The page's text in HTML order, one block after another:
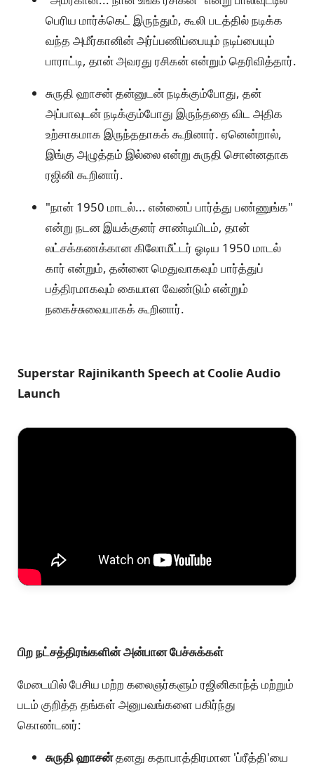
பெரிய மார்க்கெட் இருந்தும், கூலி படத்தில் நடிக்க
வந்த அமீர்கானின் அர்ப்பணிப்பையும் நடிப்பையும்
பாராட்டி, தான் அவரது ரசிகன் என்றும் தெரிவித்தார்.
சுருதி ஹாசன் தன்னுடன் நடிக்கும்போது, தன்
அப்பாவுடன் நடிக்கும்போது இருந்ததை விட அதிக
உற்சாகமாக இருந்ததாகக் கூறினார். ஏனென்றால்,
இங்கு அழுத்தம் இல்லை என்று சுருதி சொன்னதாக
ரஜினி கூறினார்.
"நான் 1950 மாடல்... என்னைப் பார்த்து பண்ணுங்க"
என்று நடன இயக்குனர் சாண்டியிடம், தான்
லட்சக்கணக்கான கிலோமீட்டர் ஓடிய 1950 மாடல்
கார் என்றும், தன்னை மெதுவாகவும் பார்த்துப்
பத்திரமாகவும் கையாள வேண்டும் என்றும்
நகைச்சுவையாகக் கூறினார்.
Superstar Rajinikanth Speech at Coolie Audio
Launch
பிற நட்சத்திரங்களின் அன்பான பேச்சுக்கள்
மேடையில் பேசிய மற்ற கலைஞர்களும் ரஜினிகாந்த் மற்றும்
படம் குறித்த தங்கள் அனுபவங்களை பகிர்ந்து
கொண்டனர்:
சுருதி ஹாசன்தனது கதாபாத்திரமான 'ப்ரீத்தி'யை